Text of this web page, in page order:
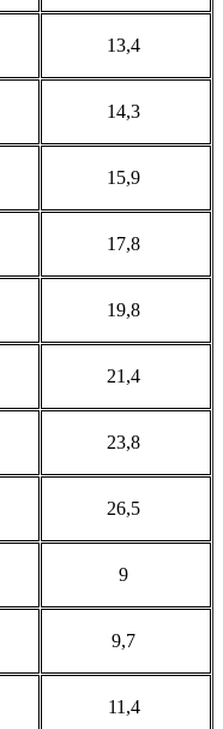
13,4
14,3
15,9
17,8
19,8
21,4
23,8
26,5
9
9,7
11,4